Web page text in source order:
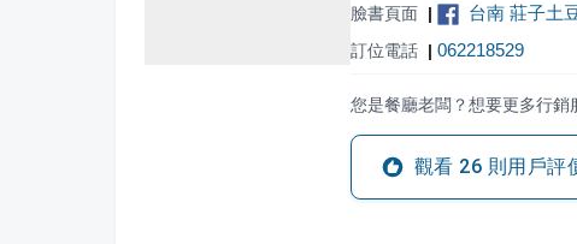
臉書頁面 | 台南 莊子土
訂位電話 | 062218529
您是餐廳老闆？想要更多行銷
觀看 26 則用戶評